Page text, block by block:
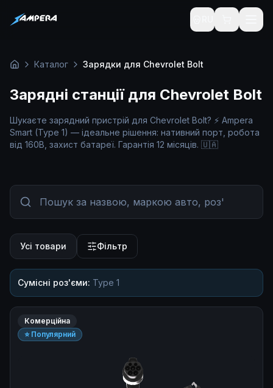
ГоловнаКаталог Зарядки для Chevrolet Bolt
Зарядні станції для Chevrolet Bolt
Шукаєте зарядний пристрій для Chevrolet Bolt? ⚡ Ampera
Smart (Type 1) — ідеальне рішення: нативний порт, робота
від 160В, захист батареї. Гарантія 12 місяців. 🇺🇦
Усі товари Фільтр
Сумісні роз'єми: Type 1
Комерційна
⭐ Популярний